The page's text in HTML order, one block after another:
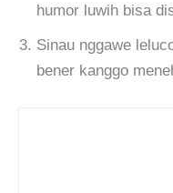
humor luwih bisa
Sinau nggawe
bener kanggo